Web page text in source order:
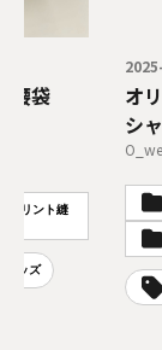
腰袋
/ プリント縫
グッズ
オ
シ